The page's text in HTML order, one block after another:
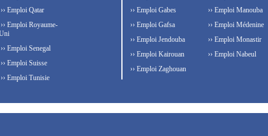
›› Emploi Qatar
›› Emploi Royaume-
›› Emploi Senegal
›› Emploi Suisse
›› Emploi Tunisie
›› Emploi Gabes
›› Emploi Gafsa
›› Emploi Jendouba
›› Emploi Kairouan
›› Emploi Manouba
›› Emploi Médenine
›› Emploi Monastir
›› Emploi Nabeul
›› Emploi Zaghouan